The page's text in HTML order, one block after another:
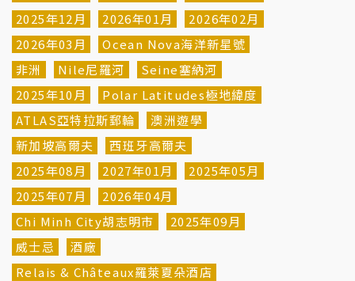
2025年12月
2026年01月
2026年02月
2026年03月
Ocean Nova海洋新星號
非洲
Nile尼羅河
Seine塞納河
2025年10月
Polar Latitudes極地緯度
ATLAS亞特拉斯郵輪
澳洲遊學
新加坡高爾夫
西班牙高爾夫
2025年08月
2027年01月
2025年05月
2025年07月
2026年04月
Chi Minh City胡志明市
2025年09月
威士忌
酒廠
Relais & Châteaux羅萊夏朵酒店